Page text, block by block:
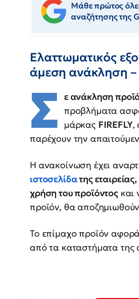
Μάθε πρώτος
αναζήτησης της
Ελαττωματικός
άμεση ανάκληση –
Σ ε ανάκληση
προβλήματα
μάρκας FIREFLY,
παρέχουν την
Η ανακοίνωση έχει
ιστοσελίδατης
χρήση του προϊόντοςκαι
προϊόν, θα
Το επίμαχο προϊόν
από τα καταστήματα της